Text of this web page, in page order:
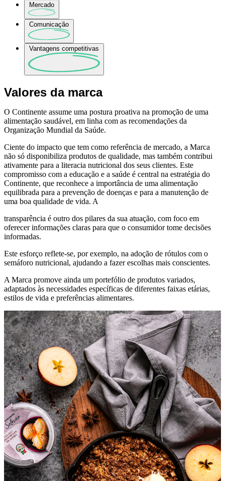
Mercado
Comunicação
Vantagens competitivas
Valores da marca
O Continente assume uma postura proativa na promoção de uma
alimentação saudável, em linha com as recomendações da
Organização Mundial da Saúde.
Ciente do impacto que tem como referência de mercado, a Marca
não só disponibiliza produtos de qualidade, mas também contribui
ativamente para a literacia nutricional dos seus clientes. Este
compromisso com a educação e a saúde é central na estratégia do
Continente, que reconhece a importância de uma alimentação
equilibrada para a prevenção de doenças e para a manutenção de
uma boa qualidade de vida. A
transparência é outro dos pilares da sua atuação, com foco em
oferecer informações claras para que o consumidor tome decisões
informadas.
Este esforço reflete-se, por exemplo, na adoção de rótulos com o
semáforo nutricional, ajudando a fazer escolhas mais conscientes.
A Marca promove ainda um portefólio de produtos variados,
adaptados às necessidades específicas de diferentes faixas etárias,
estilos de vida e preferências alimentares.